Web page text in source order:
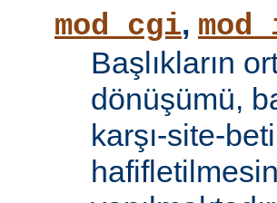
mod_cgi,
Başlıkların
dönüşümü,
karşı-site-